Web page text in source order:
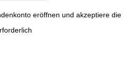
eröffnen und akzeptiere die